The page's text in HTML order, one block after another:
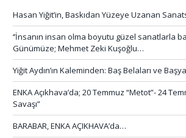
Hasan Yiğit’in, Baskıdan Yüzeye Uzanan
‘’İnsanın insan olma boyutu güzel sanatlarla
Günümüze; Mehmet Zeki Kuşoğlu…
Yiğit Aydın’ın Kaleminden: Baş Belaları ve
ENKA Açıkhava’da; 20 Temmuz “Metot”- 24
Savaşı”
BARABAR, ENKA AÇIKHAVA’da…